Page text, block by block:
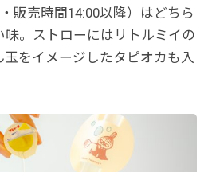
販売時間14:00以降）はどちら
。ストローにはリトルミイの
をイメージしたタピオカも入